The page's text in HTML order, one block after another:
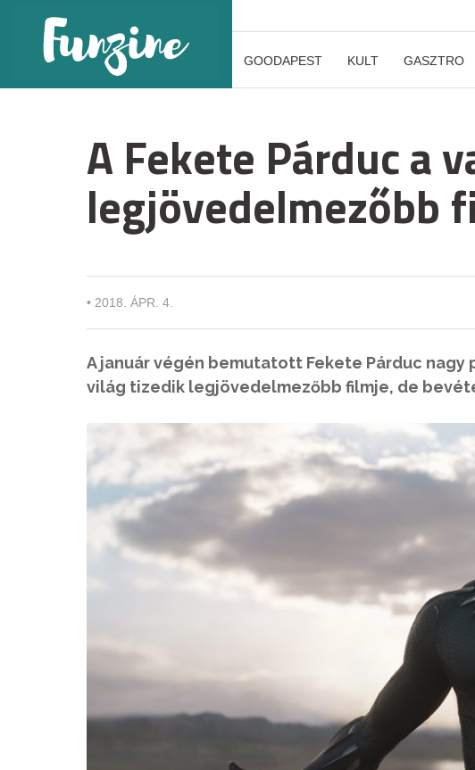
GOODAPEST KULT GASZTRO
A Fekete Párduc a
legjövedelmezőbb
• 2018. ÁPR. 4.
A január végén bemutatott Fekete Párduc
világ tizedik legjövedelmezőbb filmje, de